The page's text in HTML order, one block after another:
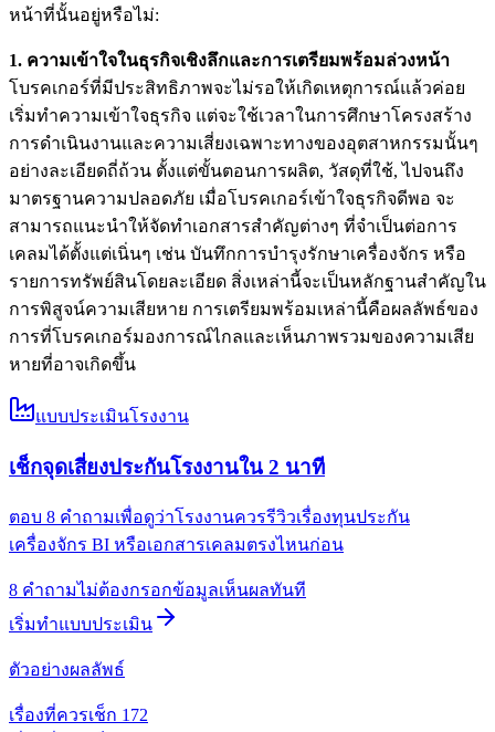
หน้าที่นั้นอยู่หรือไม่:
1. ความเข้าใจในธุรกิจเชิงลึกและการเตรียมพร้อมล่วงหน้า
โบรคเกอร์ที่มีประสิทธิภาพจะไม่รอให้เกิดเหตุการณ์แล้วค่อย
เริ่มทำความเข้าใจธุรกิจ แต่จะใช้เวลาในการศึกษาโครงสร้าง
การดำเนินงานและความเสี่ยงเฉพาะทางของอุตสาหกรรมนั้นๆ
อย่างละเอียดถี่ถ้วน ตั้งแต่ขั้นตอนการผลิต, วัสดุที่ใช้, ไปจนถึง
มาตรฐานความปลอดภัย เมื่อโบรคเกอร์เข้าใจธุรกิจดีพอ จะ
สามารถแนะนำให้จัดทำเอกสารสำคัญต่างๆ ที่จำเป็นต่อการ
เคลมได้ตั้งแต่เนิ่นๆ เช่น บันทึกการบำรุงรักษาเครื่องจักร หรือ
รายการทรัพย์สินโดยละเอียด สิ่งเหล่านี้จะเป็นหลักฐานสำคัญใน
การพิสูจน์ความเสียหาย การเตรียมพร้อมเหล่านี้คือผลลัพธ์ของ
การที่โบรคเกอร์มองการณ์ไกลและเห็นภาพรวมของความเสีย
หายที่อาจเกิดขึ้น
แบบประเมินโรงงาน
เช็กจุดเสี่ยงประกันโรงงานใน 2 นาที
ตอบ 8 คำถามเพื่อดูว่าโรงงานควรรีวิวเรื่องทุนประกัน
เครื่องจักร BI หรือเอกสารเคลมตรงไหนก่อน
8 คำถามไม่ต้องกรอกข้อมูลเห็นผลทันที
เริ่มทำแบบประเมิน
ตัวอย่างผลลัพธ์
เรื่องที่ควรเช็ก 1 72